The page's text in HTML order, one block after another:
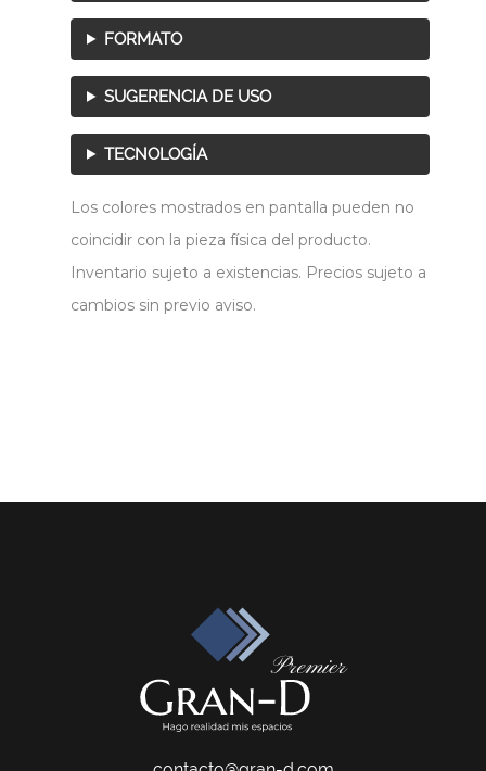
FORMATO
SUGERENCIA DE USO
TECNOLOGÍA
Los colores mostrados en pantalla pueden no
coincidir con la pieza física del producto.
Inventario sujeto a existencias. Precios sujeto a
cambios sin previo aviso.